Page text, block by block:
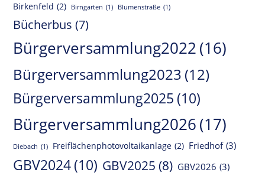
Birkenfeld (2) Birngarten (1) Blumenstraße (1)
Bücherbus (7)
Bürgerversammlung2022 (16)
Bürgerversammlung2023 (12)
Bürgerversammlung2025 (10)
Bürgerversammlung2026(17)
Diebach (1) Freiflächenphotovoltaikanlage (2) Friedhof (3)
GBV2024(10) GBV2025 (8) GBV2026 (3)